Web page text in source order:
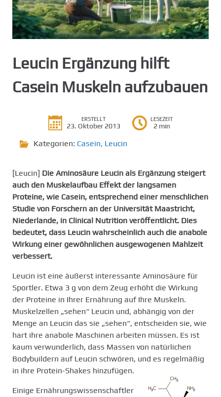
Leucin Ergänzung hilft
Casein Muskeln aufzubauen
ERSTELLT
23. Oktober 2013
LESEZEIT
2 min
Kategorien: Casein, Leucin
[Leucin] Die Aminosäure Leucin als Ergänzung steigert
auch den Muskelaufbau Effekt der langsamen
Proteine, wie Casein, entsprechend einer menschlichen
Studie von Forschern an der Universität Maastricht,
Niederlande, in Clinical Nutrition veröffentlicht. Dies
bedeutet, dass Leucin wahrscheinlich auch die anabole
Wirkung einer gewöhnlichen ausgewogenen Mahlzeit
verbessert.
Leucin ist eine äußerst interessante Aminosäure für
Sportler. Etwa 3 g von dem Zeug erhöht die Wirkung
der Proteine in Ihrer Ernährung auf Ihre Muskeln.
Muskelzellen „sehen“ Leucin und, abhängig von der
Menge an Leucin das sie „sehen“, entscheiden sie, wie
hart ihre anabole Maschinen arbeiten müssen. Es ist
kaum verwunderlich, dass Massen von natürlichen
Bodybuildern auf Leucin schwören, und es regelmäßig
in ihre Protein-Shakes hinzufügen.
Einige Ernährungswissenschaftler